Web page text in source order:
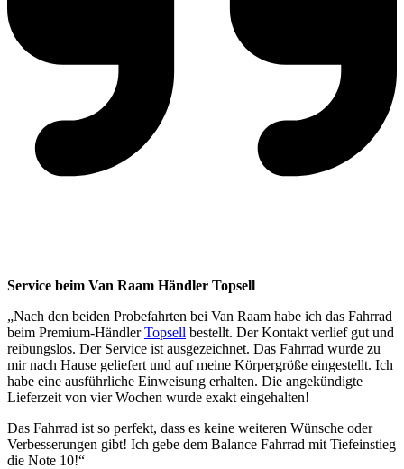
Service beim Van Raam Händler Topsell
„Nach den beiden Probefahrten bei Van Raam habe ich das Fahrrad
beim Premium-HändlerTopsell bestellt. Der Kontakt verlief gut und
reibungslos. Der Service ist ausgezeichnet. Das Fahrrad wurde zu
mir nach Hause geliefert und auf meine Körpergröße eingestellt. Ich
habe eine ausführliche Einweisung erhalten. Die angekündigte
Lieferzeit von vier Wochen wurde exakt eingehalten!
Das Fahrrad ist so perfekt, dass es keine weiteren Wünsche oder
Verbesserungen gibt! Ich gebe dem Balance Fahrrad mit Tiefeinstieg
die Note 10!“